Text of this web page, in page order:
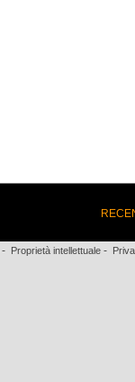
- Proprietà intellettuale -